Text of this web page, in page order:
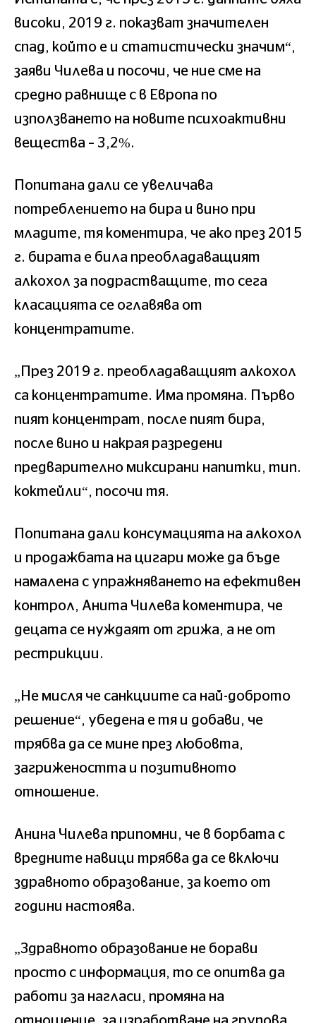
високи, 2019 г. показват значителен
спад, който е и статистически значим“,
заяви Чилева и посочи, че ние сме на
средно равнище с в Европа по
използването на новите психоактивни
вещества – 3,2%.
Попитана дали се увеличава
потреблението на бира и вино при
младите, тя коментира, че ако през 2015
г. бирата е била преобладаващият
алкохол за подрастващите, то сега
класацията се оглавява от
концентратите.
„През 2019 г. преобладаващият алкохол
са концентратите. Има промяна. Първо
пият концентрат, после пият бира,
после вино и накрая разредени
предварително миксирани напитки, тип.
коктейли“, посочи тя.
Попитана дали консумацията на алкохол
и продажбата на цигари може да бъде
намалена с упражняването на ефективен
контрол, Анита Чилева коментира, че
децата се нуждаят от грижа, а не от
рестрикции.
„Не мисля че санкциите са най-доброто
решение“, убедена е тя и добави, че
трябва да се мине през любовта,
загрижеността и позитивното
отношение.
Анина Чилева припомни, че в борбата с
вредните навици трябва да се включи
здравното образование, за което от
години настоява.
„Здравното образование не борави
просто с информация, то се опитва да
работи за нагласи, промяна на